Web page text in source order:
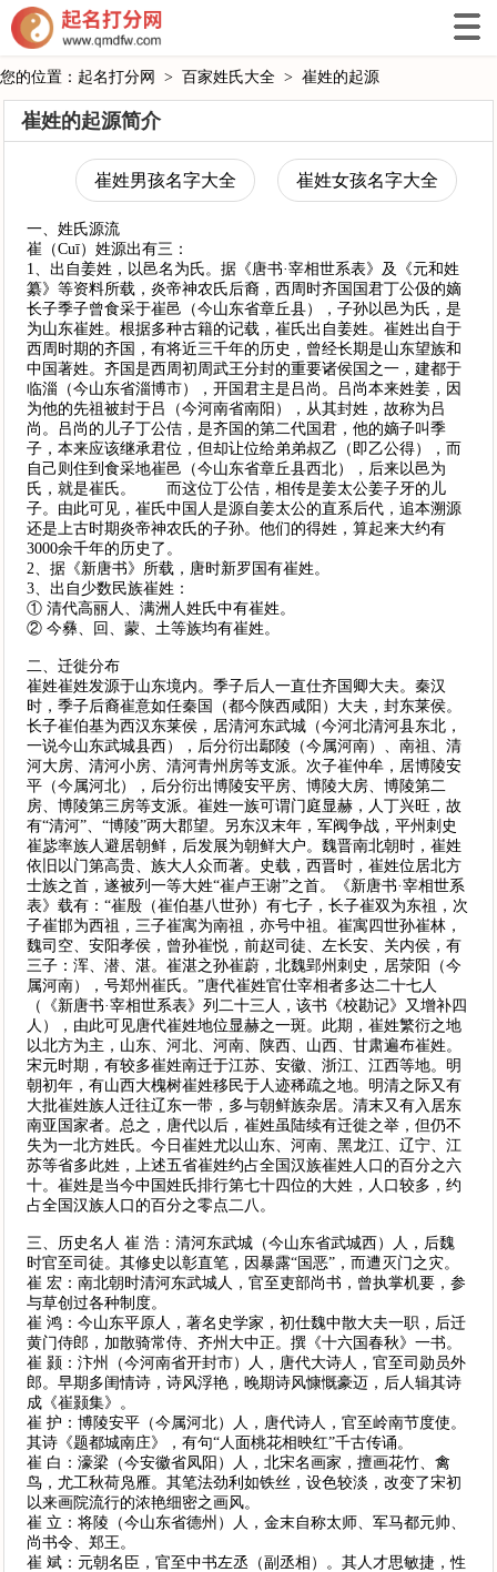
您的位置： 起名打分网 > 百家姓氏大全 > 崔姓的起源
崔姓的起源简介
崔姓男孩名字大全 崔姓女孩名字大全
一、姓氏源流
崔（Cuī）姓源出有三：
1、出自姜姓，以邑名为氏。据《唐书·宰相世系表》及《元和姓
纂》等资料所载，炎帝神农氏后裔，西周时齐国国君丁公伋的嫡
长子季子曾食采于崔邑（今山东省章丘县），子孙以邑为氏，是
为山东崔姓。根据多种古籍的记载，崔氏出自姜姓。崔姓出自于
西周时期的齐国，有将近三千年的历史，曾经长期是山东望族和
中国著姓。齐国是西周初周武王分封的重要诸侯国之一，建都于
临淄（今山东省淄博市），开国君主是吕尚。吕尚本来姓姜，因
为他的先祖被封于吕（今河南省南阳），从其封姓，故称为吕
尚。吕尚的儿子丁公佶，是齐国的第二代国君，他的嫡子叫季
子，本来应该继承君位，但却让位给弟弟叔乙（即乙公得），而
自己则住到食采地崔邑（今山东省章丘县西北），后来以邑为
氏，就是崔氏。 而这位丁公佶，相传是姜太公姜子牙的儿
子。由此可见，崔氏中国人是源自姜太公的直系后代，追本溯源
还是上古时期炎帝神农氏的子孙。他们的得姓，算起来大约有
3000余千年的历史了。
2、据《新唐书》所载，唐时新罗国有崔姓。
3、出自少数民族崔姓：
① 清代高丽人、满洲人姓氏中有崔姓。
② 今彝、回、蒙、土等族均有崔姓。
二、迁徙分布
崔姓崔姓发源于山东境内。季子后人一直仕齐国卿大夫。秦汉
时，季子后裔崔意如任秦国（都今陕西咸阳）大夫，封东莱侯。
长子崔伯基为西汉东莱侯，居清河东武城（今河北清河县东北，
一说今山东武城县西），后分衍出鄢陵（今属河南）、南祖、清
河大房、清河小房、清河青州房等支派。次子崔仲牟，居博陵安
平（今属河北），后分衍出博陵安平房、博陵大房、博陵第二
房、博陵第三房等支派。崔姓一族可谓门庭显赫，人丁兴旺，故
有“清河”、“博陵”两大郡望。另东汉末年，军阀争战，平州刺史
崔毖率族人避居朝鲜，后发展为朝鲜大户。魏晋南北朝时，崔姓
依旧以门第高贵、族大人众而著。史载，西晋时，崔姓位居北方
士族之首，遂被列一等大姓“崔卢王谢”之首。《新唐书·宰相世系
表》载有：“崔殷（崔伯基八世孙）有七子，长子崔双为东祖，次
子崔邯为西祖，三子崔寓为南祖，亦号中祖。崔寓四世孙崔林，
魏司空、安阳孝侯，曾孙崔悦，前赵司徒、左长安、关内侯，有
三子：浑、潜、湛。崔湛之孙崔蔚，北魏郢州刺史，居荥阳（今
属河南），号郑州崔氏。”唐代崔姓官仕宰相者多达二十七人
（《新唐书·宰相世系表》列二十三人，该书《校勘记》又增补四
人），由此可见唐代崔姓地位显赫之一斑。此期，崔姓繁衍之地
以北方为主，山东、河北、河南、陕西、山西、甘肃遍布崔姓。
宋元时期，有较多崔姓南迁于江苏、安徽、浙江、江西等地。明
朝初年，有山西大槐树崔姓移民于人迹稀疏之地。明清之际又有
大批崔姓族人迁往辽东一带，多与朝鲜族杂居。清末又有入居东
南亚国家者。总之，唐代以后，崔姓虽陆续有迁徙之举，但仍不
失为一北方姓氏。今日崔姓尤以山东、河南、黑龙江、辽宁、江
苏等省多此姓，上述五省崔姓约占全国汉族崔姓人口的百分之六
十。崔姓是当今中国姓氏排行第七十四位的大姓，人口较多，约
占全国汉族人口的百分之零点二八。
三、历史名人 崔 浩：清河东武城（今山东省武城西）人，后魏
时官至司徒。其修史以彰直笔，因暴露“国恶”，而遭灭门之灾。
崔 宏：南北朝时清河东武城人，官至吏部尚书，曾执掌机要，参
与草创过各种制度。
崔 鸿：今山东平原人，著名史学家，初仕魏中散大夫一职，后迁
黄门侍郎，加散骑常侍、齐州大中正。撰《十六国春秋》一书。
崔 颢：汴州（今河南省开封市）人，唐代大诗人，官至司勋员外
郎。早期多闺情诗，诗风浮艳，晚期诗风慷慨豪迈，后人辑其诗
成《崔颢集》。
崔 护：博陵安平（今属河北）人，唐代诗人，官至岭南节度使。
其诗《题都城南庄》，有句“人面桃花相映红”千古传诵。
崔 白：濠梁（今安徽省凤阳）人，北宋名画家，擅画花竹、禽
鸟，尤工秋荷凫雁。其笔法劲利如铁丝，设色较淡，改变了宋初
以来画院流行的浓艳细密之画风。
崔 立：将陵（今山东省德州）人，金末自称太师、军马都元帅、
尚书令、郑王。
崔 斌：元朝名臣，官至中书左丞（副丞相）。其人才思敏捷，性